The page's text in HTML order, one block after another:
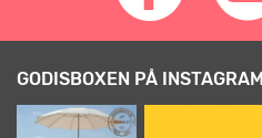
GODISBOXEN PÅ INSTAGRAM